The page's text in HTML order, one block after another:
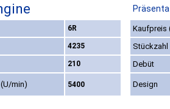
6R
Kaufpreis
4235
Stückzahl
210 Debüt
min) 5400 Design